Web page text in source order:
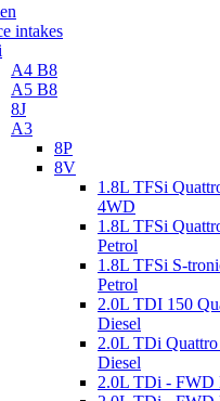
intakes
A4 B8
A5 B8
8J
A3
8P
8V
1.8L TFSi
4WD
1.8L TFSi
Petrol
1.8L TFSi S-
Petrol
2.0L TDI 150
Diesel
2.0L TDi
Diesel
2.0L TDi - FWD